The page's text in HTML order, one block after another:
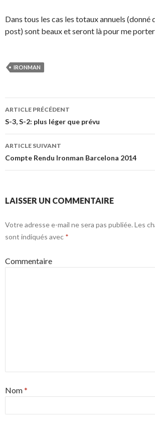
Dans tous les cas les totaux annuels (donné
post) sont beaux et seront là pour me
IRONMAN
Navigation
des
articles
ARTICLE PRÉCÉDENT
S-3, S-2: plus léger que prévu
ARTICLE SUIVANT
Compte Rendu Ironman Barcelona 2014
LAISSER UN COMMENTAIRE
Votre adresse e-mail ne sera pas publiée. Les
sont indiqués avec *
Commentaire
Nom*